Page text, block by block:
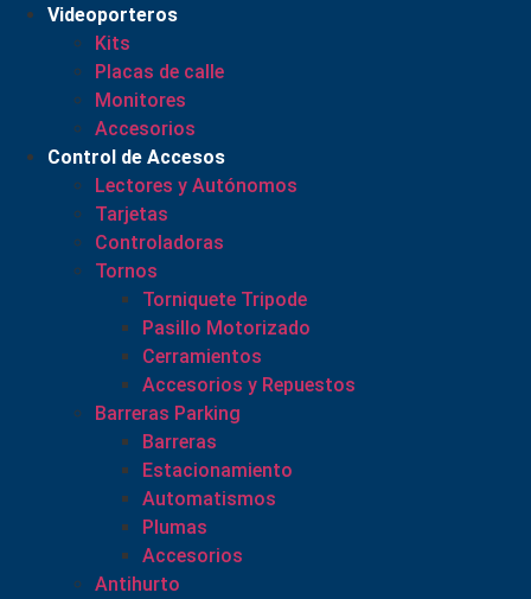
Videoporteros
Kits
Placas de calle
Monitores
Accesorios
Control de Accesos
Lectores y Autónomos
Tarjetas
Controladoras
Tornos
Torniquete Tripode
Pasillo Motorizado
Cerramientos
Accesorios y Repuestos
Barreras Parking
Barreras
Estacionamiento
Automatismos
Plumas
Accesorios
Antihurto